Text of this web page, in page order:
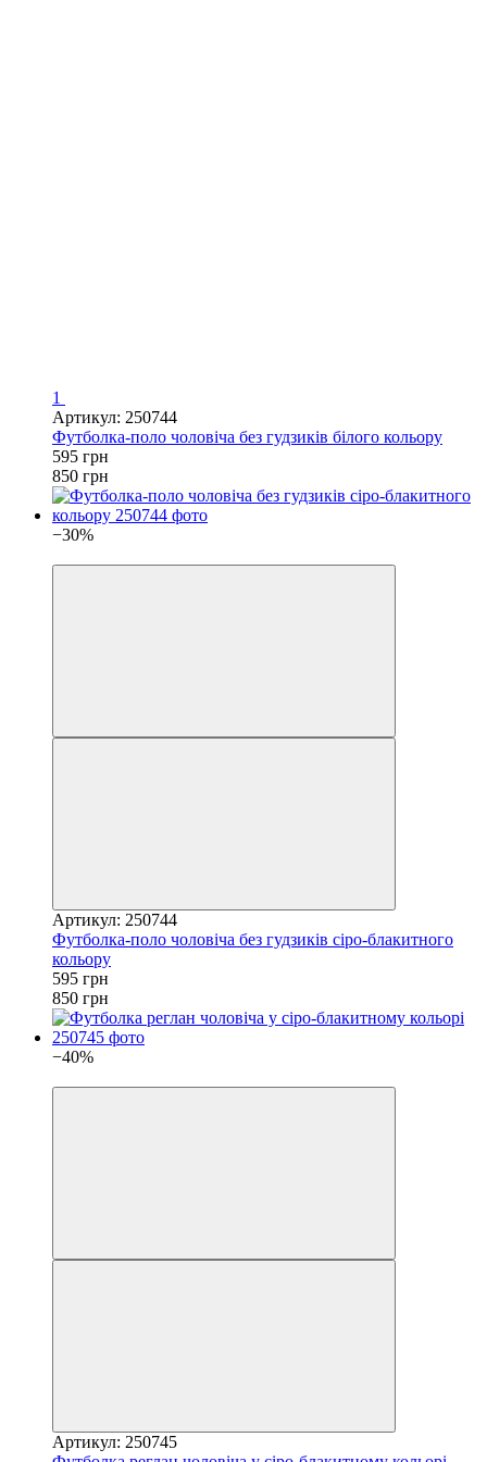
1
Артикул: 250744
Футболка-поло чоловіча без гудзиків білого кольору
595 грн
850 грн
−30%
Артикул: 250744
Футболка-поло чоловіча без гудзиків сіро-блакитного
кольору
595 грн
850 грн
−40%
Артикул: 250745